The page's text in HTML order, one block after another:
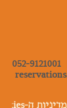
מדיניות ה-Cookies
052-9121001